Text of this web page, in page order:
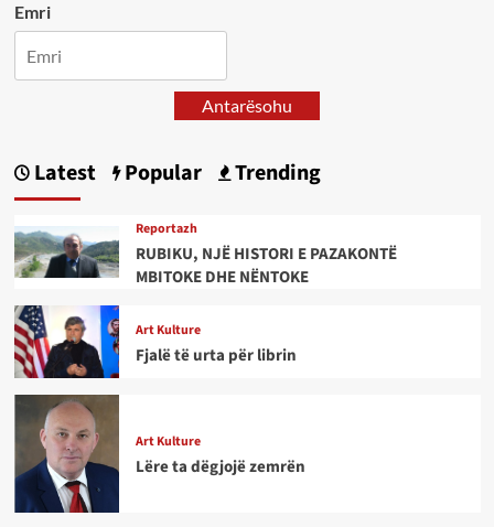
Emri
Antarësohu
Latest Popular Trending
Reportazh
RUBIKU, NJË HISTORI E PAZAKONTË
MBITOKE DHE NËNTOKE
Art Kulture
Fjalë të urta për librin
Art Kulture
Lëre ta dëgjojë zemrën